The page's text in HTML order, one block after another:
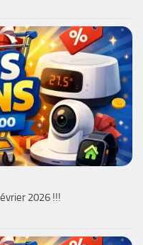
2026 !!!